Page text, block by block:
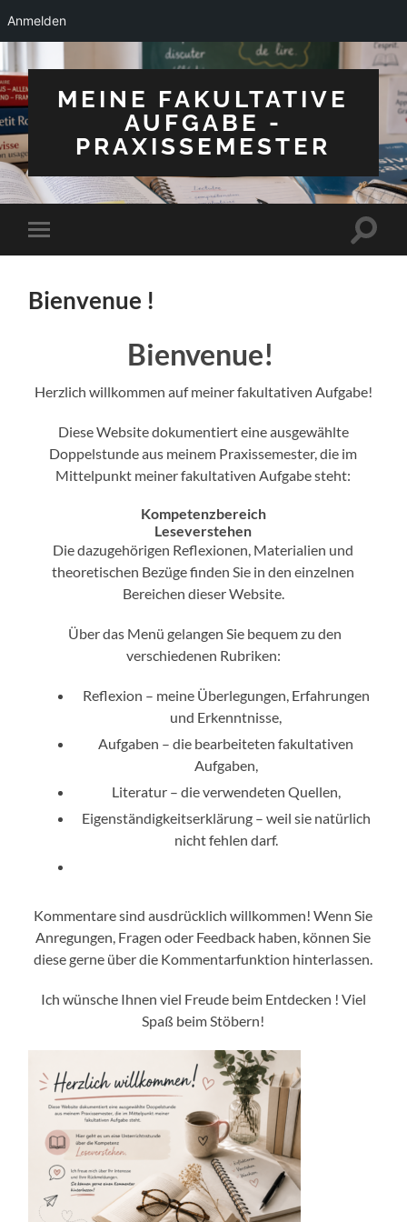
Anmelden
MEINE FAKULTATIVE
AUFGABE -
PRAXISSEMESTER
Mobile-
Menü
Bienvenue !
Bienvenue!
Herzlich willkommen auf meiner fakultativen Aufgabe!
Diese Website dokumentiert eine ausgewählte
Doppelstunde aus meinem Praxissemester, die im
Mittelpunkt meiner fakultativen Aufgabe steht:
Kompetenzbereich
Leseverstehen
Die dazugehörigen Reflexionen, Materialien und
theoretischen Bezüge finden Sie in den einzelnen
Bereichen dieser Website.
Über das Menü gelangen Sie bequem zu den
verschiedenen Rubriken:
Reflexion – meine Überlegungen, Erfahrungen
und Erkenntnisse,
Aufgaben – die bearbeiteten fakultativen
Aufgaben,
Literatur – die verwendeten Quellen,
Eigenständigkeitserklärung – weil sie natürlich
nicht fehlen darf.
Kommentare sind ausdrücklich willkommen! Wenn Sie
Anregungen, Fragen oder Feedback haben, können Sie
diese gerne über die Kommentarfunktion hinterlassen.
Ich wünsche Ihnen viel Freude beim Entdecken ! Viel
Spaß beim Stöbern!